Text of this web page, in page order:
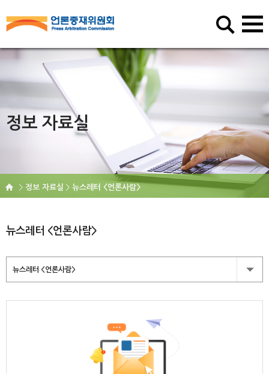
정보 자료실
정보 자료실 뉴스레터 <언론사람>
뉴스레터 <언론사람>
뉴스레터 <언론사람>